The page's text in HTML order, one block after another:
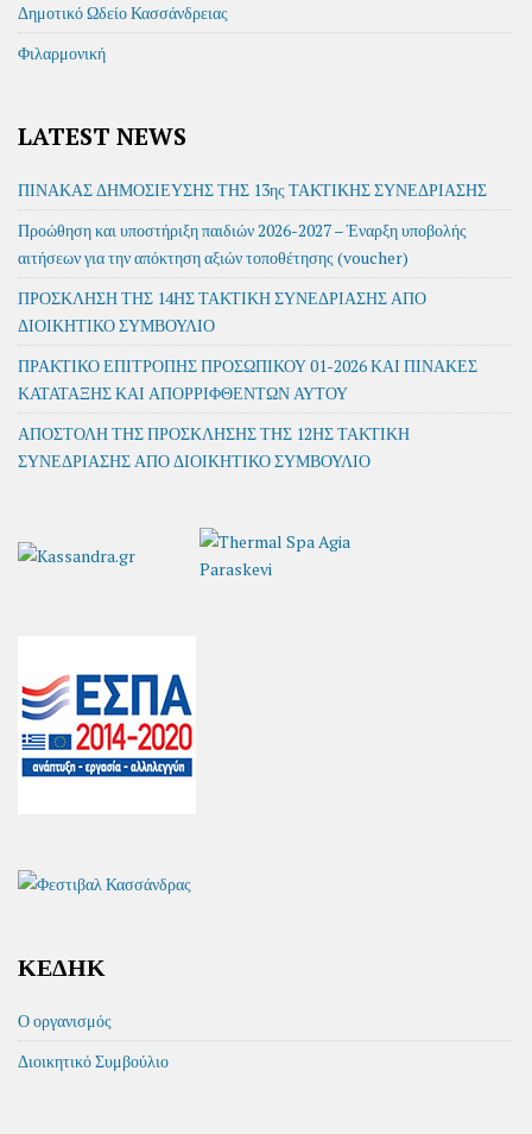
Δημοτικό Ωδείο Κασσάνδρειας
Φιλαρμονική
LATEST NEWS
ΠΙΝΑΚΑΣ ΔΗΜΟΣΙΕΥΣΗΣ ΤΗΣ 13ης ΤΑΚΤΙΚΗΣ ΣΥΝΕΔΡΙΑΣΗΣ
Προώθηση και υποστήριξη παιδιών 2026-2027 – Έναρξη υποβολής
αιτήσεων για την απόκτηση αξιών τοποθέτησης (voucher)
ΠΡΟΣΚΛΗΣΗ ΤΗΣ 14ΗΣ ΤΑΚΤΙΚΗ ΣΥΝΕΔΡΙΑΣΗΣ ΑΠΟ
ΔΙΟΙΚΗΤΙΚΟ ΣΥΜΒΟΥΛΙΟ
ΠΡΑΚΤΙΚΟ ΕΠΙΤΡΟΠΗΣ ΠΡΟΣΩΠΙΚΟΥ 01-2026 ΚΑΙ ΠΙΝΑΚΕΣ
ΚΑΤΑΤΑΞΗΣ ΚΑΙ ΑΠΟΡΡΙΦΘΕΝΤΩΝ ΑΥΤΟΥ
ΑΠΟΣΤΟΛΗ ΤΗΣ ΠΡΟΣΚΛΗΣΗΣ ΤΗΣ 12ΗΣ ΤΑΚΤΙΚΗ
ΣΥΝΕΔΡΙΑΣΗΣ ΑΠΟ ΔΙΟΙΚΗΤΙΚΟ ΣΥΜΒΟΥΛΙΟ
ΚΕΔΗΚ
Ο οργανισμός
Διοικητικό Συμβούλιο